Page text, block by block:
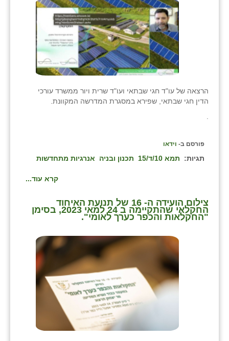
הרצאה של עו"ד חגי שבתאי ועו"ד שרית ויור ממשרד עורכי
הדין חגי שבתאי, שפירא במסגרת המדרשה המקוונת.
פורסם ב- וידאו
תגיות: תמא 10/ד/15 תכנון ובניה אנרגיות מתחדשות
קרא עוד...
צילום הועידה ה- 16 של תנועת האיחוד
החקלאי שהתקיימה ב 24 למאי 2023, בסימן
"החקלאות והכפר כערך לאומי".